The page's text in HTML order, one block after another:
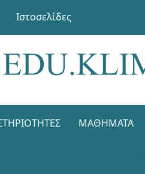
Ιστοσελίδες
ΜΑΘΉΜΑΤΑ